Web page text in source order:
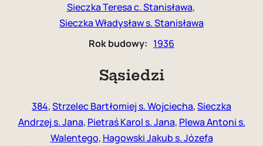
Sieczka Teresa c. Stanisława,
Sieczka Władysław s. Stanisława
Rok budowy: 1936
Sąsiedzi
384,Strzelec Bartłomiej s. Wojciecha,Sieczka
Andrzej s. Jana, Pietraś Karol s. Jana, Plewa Antoni s.
Walentego, Hagowski Jakub s. Józefa